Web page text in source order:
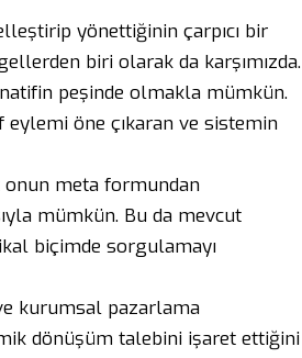
yönettiğinin çarpıcı bir
biri olarak da karşımızda.
peşinde olmakla mümkün.
öne çıkaran ve sistemin
onun meta formundan
mümkün. Bu da mevcut
biçimde sorgulamayı
kurumsal pazarlama
dönüşüm talebini işaret ettiğini